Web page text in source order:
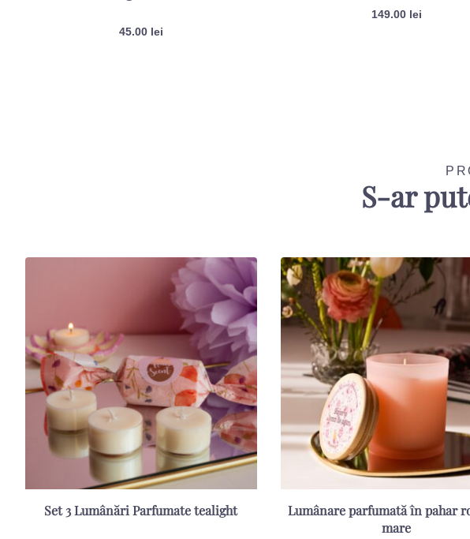
45.00 lei
149.00 lei
S-ar
Set 3 Lumânări Parfumate tealight
Lumânare parfumată în pahar
mare